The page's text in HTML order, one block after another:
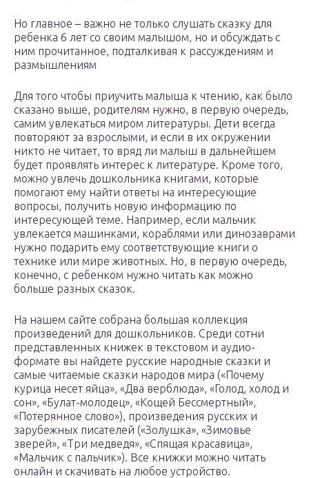
Но главное – важно не только слушать сказку для
ребенка 6 лет со своим малышом, но и обсуждать с
ним прочитанное, подталкивая к рассуждениям и
размышлениям
Для того чтобы приучить малыша к чтению, как было
сказано выше, родителям нужно, в первую очередь,
самим увлекаться миром литературы. Дети всегда
повторяют за взрослыми, и если в их окружении
никто не читает, то вряд ли малыш в дальнейшем
будет проявлять интерес к литературе. Кроме того,
можно увлечь дошкольника книгами, которые
помогают ему найти ответы на интересующие
вопросы, получить новую информацию по
интересующей теме. Например, если мальчик
увлекается машинками, кораблями или динозаврами
нужно подарить ему соответствующие книги о
технике или мире животных. Но, в первую очередь,
конечно, с ребенком нужно читать как можно
больше разных сказок.
На нашем сайте собрана большая коллекция
произведений для дошкольников. Среди сотни
представленных книжек в текстовом и аудио-
формате вы найдете русские народные сказки и
самые читаемые сказки народов мира («Почему
курица несет яйца», «Два верблюда», «Голод, холод и
сон», «Булат-молодец», «Кощей Бессмертный»,
«Потерянное слово»), произведения русских и
зарубежных писателей («Золушка», «Зимовье
зверей», «Три медведя», «Спящая красавица»,
«Мальчик с пальчик»). Все книжки можно читать
онлайн и скачивать на любое устройство.